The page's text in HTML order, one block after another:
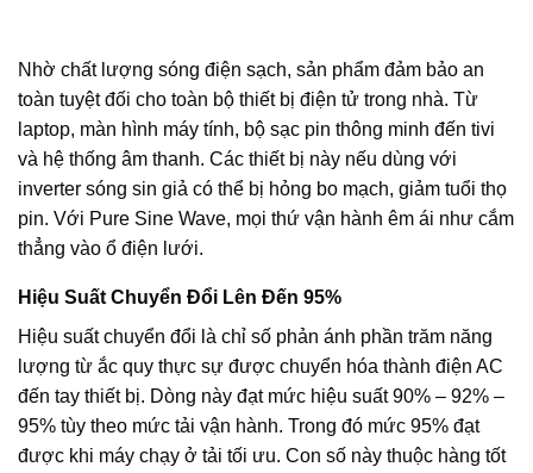
Nhờ chất lượng sóng điện sạch, sản phẩm đảm bảo an
toàn tuyệt đối cho toàn bộ thiết bị điện tử trong nhà. Từ
laptop, màn hình máy tính, bộ sạc pin thông minh đến tivi
và hệ thống âm thanh. Các thiết bị này nếu dùng với
inverter sóng sin giả có thể bị hỏng bo mạch, giảm tuổi thọ
pin. Với Pure Sine Wave, mọi thứ vận hành êm ái như cắm
thẳng vào ổ điện lưới.
Hiệu Suất Chuyển Đổi Lên Đến 95%
Hiệu suất chuyển đổi là chỉ số phản ánh phần trăm năng
lượng từ ắc quy thực sự được chuyển hóa thành điện AC
đến tay thiết bị. Dòng này đạt mức hiệu suất 90% – 92% –
95% tùy theo mức tải vận hành. Trong đó mức 95% đạt
được khi máy chạy ở tải tối ưu. Con số này thuộc hàng tốt